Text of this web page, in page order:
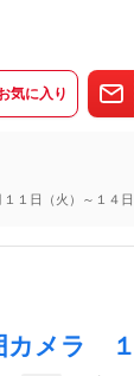
気に入り
１日（火）～１４日